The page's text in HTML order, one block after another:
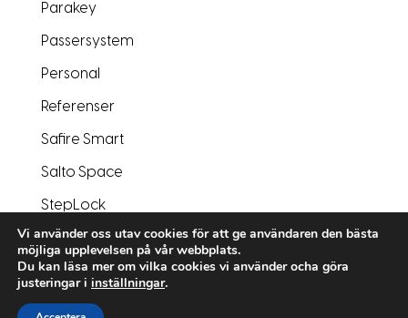
Parakey
Passersystem
Personal
Referenser
Safire Smart
Salto Space
StepLock
Varumärken
Videoreportage

Ring oss
Vi använder oss utav cookies för att ge användaren den bästa
möjliga upplevelsen på vår webbplats.
Du kan läsa mer om vilka cookies vi använder ocha göra
justeringar i inställningar.